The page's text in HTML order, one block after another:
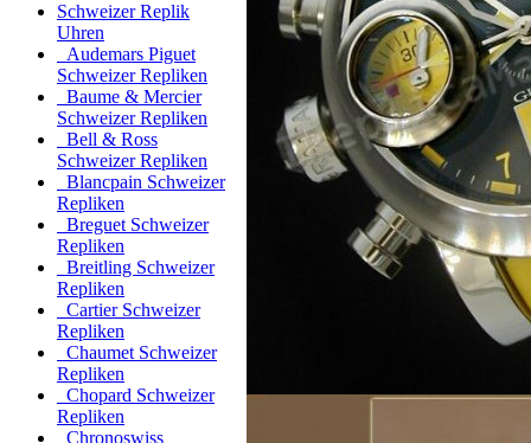
Schweizer Replik
Uhren
Audemars Piguet
Schweizer Repliken
Baume & Mercier
Schweizer Repliken
Bell & Ross
Schweizer Repliken
Blancpain Schweizer
Repliken
Breguet Schweizer
Repliken
Breitling Schweizer
Repliken
Cartier Schweizer
Repliken
Chaumet Schweizer
Repliken
Chopard Schweizer
Repliken
Chronoswiss